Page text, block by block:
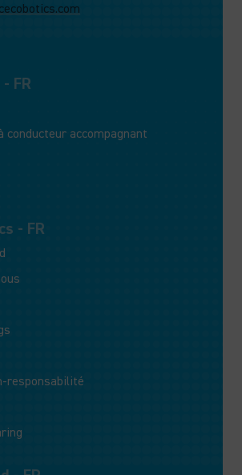
FR
conducteur accompagnant
- FR
responsabilité